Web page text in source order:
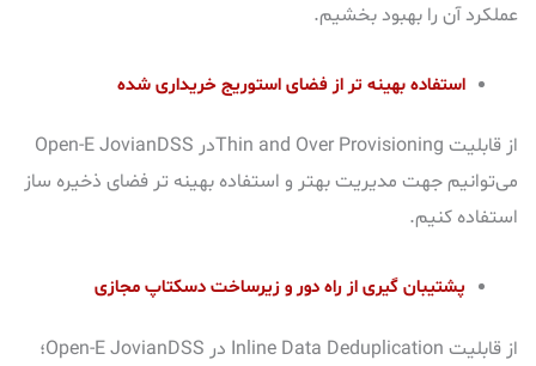
عملکرد آن را بهبود بخشیم.
استفاده بهینه تر از فضای استوریج خریداری شده
از قابلیت Thin and Over Provisioningدر Open-E JovianDSS
می‌توانیم جهت مدیریت بهتر و استفاده بهینه تر فضای ذخیره ساز
استفاده کنیم.
پشتیبان گیری از راه دور و زیرساخت دسکتاپ مجازی
از قابلیت Inline Data Deduplication در Open-E JovianDSS؛